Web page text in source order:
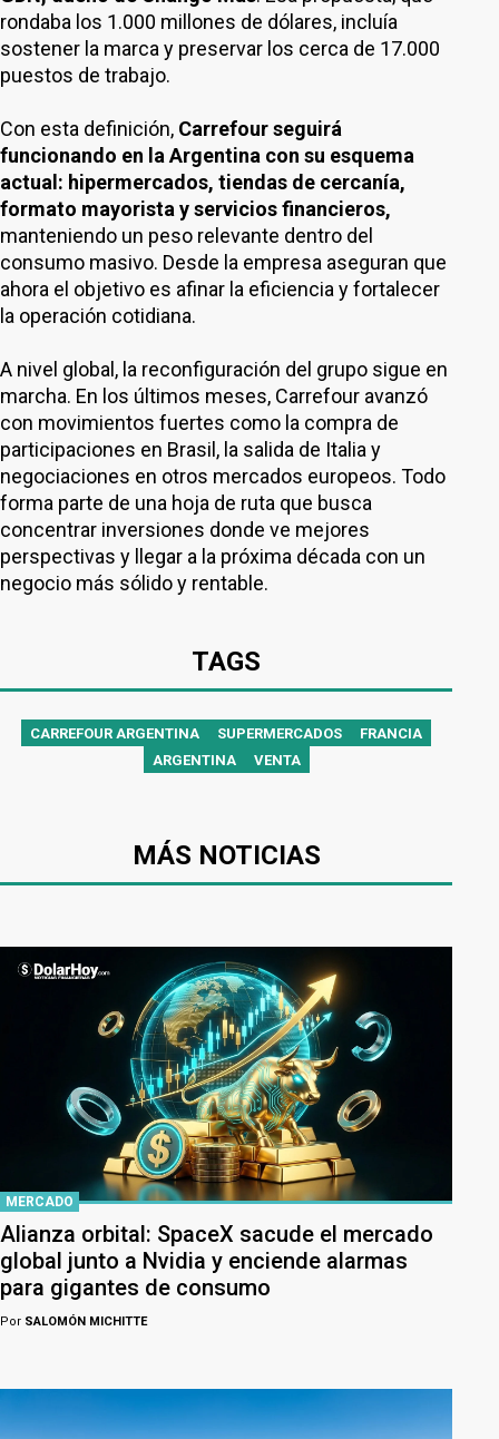
rondaba los 1.000 millones de dólares, incluía
sostener la marca y preservar los cerca de 17.000
puestos de trabajo.
Con esta definición, Carrefour seguirá
funcionando en la Argentina con su esquema
actual: hipermercados, tiendas de cercanía,
formato mayorista y servicios financieros,
manteniendo un peso relevante dentro del
consumo masivo. Desde la empresa aseguran que
ahora el objetivo es afinar la eficiencia y fortalecer
la operación cotidiana.
A nivel global, la reconfiguración del grupo sigue en
marcha. En los últimos meses, Carrefour avanzó
con movimientos fuertes como la compra de
participaciones en Brasil, la salida de Italia y
negociaciones en otros mercados europeos. Todo
forma parte de una hoja de ruta que busca
concentrar inversiones donde ve mejores
perspectivas y llegar a la próxima década con un
negocio más sólido y rentable.
TAGS
CARREFOUR ARGENTINA SUPERMERCADOS
FRANCIA
ARGENTINA
VENTA
MÁS NOTICIAS
MERCADO
Alianza orbital: SpaceX sacude el mercado
global junto a Nvidia y enciende alarmas
para gigantes de consumo
Por SALOMÓN MICHITTE